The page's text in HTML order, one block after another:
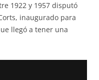
1922 y 1957 disputó
inaugurado para
llegó a tener una